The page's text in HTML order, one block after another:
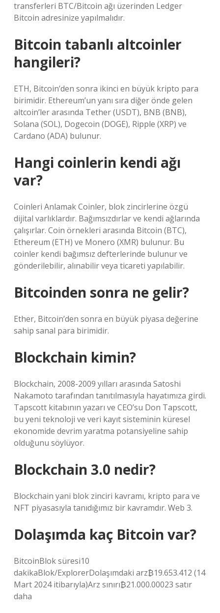
transferleri BTC/Bitcoin ağı üzerinden Ledger
Bitcoin adresinize yapılmalıdır.
Bitcoin tabanlı altcoinler
hangileri?
ETH, Bitcoin’den sonra ikinci en büyük kripto para
birimidir. Ethereum’un yanı sıra diğer önde gelen
altcoin’ler arasında Tether (USDT), BNB (BNB),
Solana (SOL), Dogecoin (DOGE), Ripple (XRP) ve
Cardano (ADA) bulunur.
Hangi coinlerin kendi ağı
var?
Coinleri Anlamak Coinler, blok zincirlerine özgü
dijital varlıklardır. Bağımsızdırlar ve kendi ağlarında
çalışırlar. Coin örnekleri arasında Bitcoin (BTC),
Ethereum (ETH) ve Monero (XMR) bulunur. Bu
coinler kendi bağımsız defterlerinde bulunur ve
gönderilebilir, alınabilir veya ticareti yapılabilir.
Bitcoinden sonra ne gelir?
Ether, Bitcoin’den sonra en büyük piyasa değerine
sahip sanal para birimidir.
Blockchain kimin?
Blockchain, 2008-2009 yılları arasında Satoshi
Nakamoto tarafından tanıtılmasıyla hayatımıza girdi.
Tapscott kitabının yazarı ve CEO’su Don Tapscott,
bu yeni teknoloji ve veri kayıt sisteminin küresel
ekonomide devrim yaratma potansiyeline sahip
olduğunu söylüyor.
Blockchain 3.0 nedir?
Blockchain yani blok zinciri kavramı, kripto para ve
NFT piyasasıyla tanıdığımız bir kavramdır. Web 3.
Dolaşımda kaç Bitcoin var?
BitcoinBlok süresi10
dakikaBlok/ExplorerDolaşımdaki arz₿19.653.412 (14
Mart 2024 itibarıyla)Arz sınırı₿21.000.00023 satır
daha